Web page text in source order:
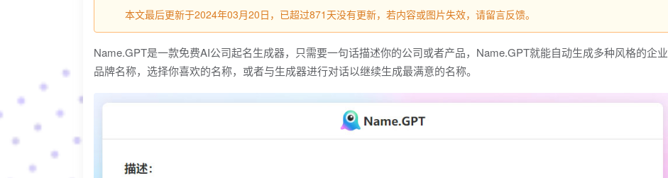
本文最后更新于2024年03月20日，已超过871天没有更新，若内容或图片失效，请留言反馈。
Name.GPT是一款免费AI公司起名生成器，只需要一句话描述你的公司或者产品，Name.GPT就能自动生成多种风格的企业
品牌名称，选择你喜欢的名称，或者与生成器进行对话以继续生成最满意的名称。